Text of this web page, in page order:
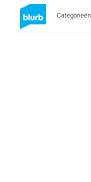
Categorieën